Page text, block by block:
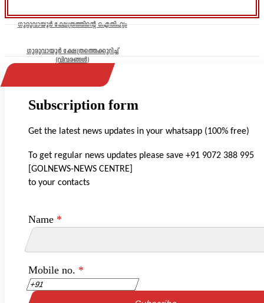
ഗുരുവായൂർ ക്ഷേത്രത്തിന്റെ ഐതിഹ്യം
ഗുരുവായൂർ ക്ഷേത്രത്തെക്കുറിച്ച്
(വിവരങ്ങൾ)
Subscription form
Get the latest news updates in your whatsapp (100% free)
To get regular news updates please save +91 9072 388 995
[GOLNEWS-NEWS CENTRE]
to your contacts
Name *
Mobile no. *